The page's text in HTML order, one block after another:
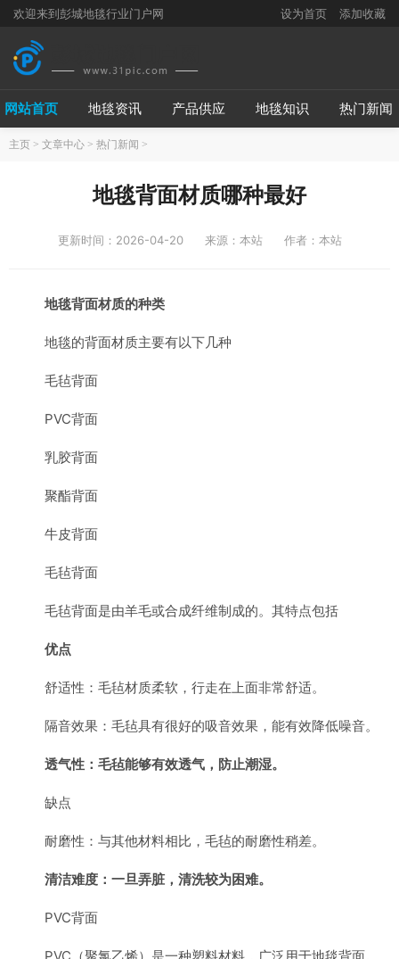
欢迎来到彭城地毯行业门户网 设为首页 添加收藏
网站首页 地毯资讯 产品供应 地毯知识 热门新闻
主页 > 文章中心 > 热门新闻 >
地毯背面材质哪种最好
更新时间：2026-04-20 来源：本站 作者：本站
地毯背面材质的种类
地毯的背面材质主要有以下几种
毛毡背面
PVC背面
乳胶背面
聚酯背面
牛皮背面
毛毡背面
毛毡背面是由羊毛或合成纤维制成的。其特点包括
优点
舒适性：毛毡材质柔软，行走在上面非常舒适。
隔音效果：毛毡具有很好的吸音效果，能有效降低噪音。
透气性：毛毡能够有效透气，防止潮湿。
缺点
耐磨性：与其他材料相比，毛毡的耐磨性稍差。
清洁难度：一旦弄脏，清洗较为困难。
PVC背面